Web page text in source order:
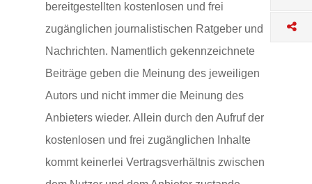
bereitgestellten kostenlosen und frei
zugänglichen journalistischen Ratgeber und
Nachrichten. Namentlich gekennzeichnete
Beiträge geben die Meinung des jeweiligen
Autors und nicht immer die Meinung des
Anbieters wieder. Allein durch den Aufruf der
kostenlosen und frei zugänglichen Inhalte
kommt keinerlei Vertragsverhältnis zwischen